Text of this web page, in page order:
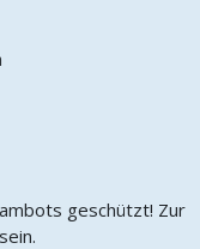
geschützt! Zur